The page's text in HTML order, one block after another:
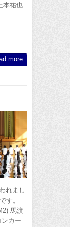
本祐也
more
れまし
す。
馬渡
カー